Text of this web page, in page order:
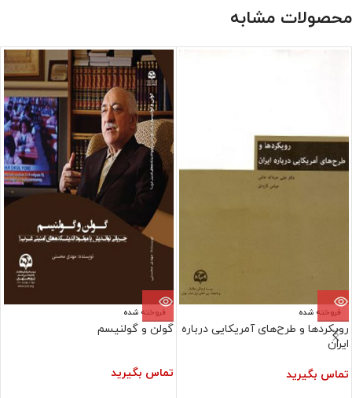
محصولات مشابه
فروخته شده
رویکردها و طرح‌های آمریکایی درباره
ایران
تماس بگیرید
فروخته شده
گولن و گولنيسم
تماس بگیرید